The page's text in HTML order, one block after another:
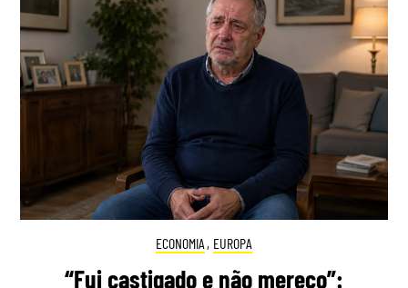
ECONOMIA , EUROPA
“Fui castigado e não mereço”: